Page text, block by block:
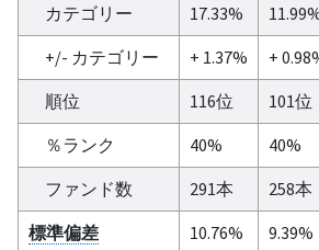
カテゴリー
17.33%
+/- カテゴリー
+ 1.37% +
順位
116位 101位
％ランク
40% 40%
ファンド数
291本 258本
標準偏差
10.76% 9.39%